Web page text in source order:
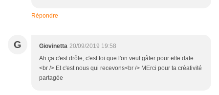
Répondre
G Giovinetta 20/09/2019 19:58
Ah ça c'est drôle, c'est toi que l'on veut gâter pour ette date...
<br /> Et c'est nous qui recevons<br /> MErci pour ta créativité
partagée